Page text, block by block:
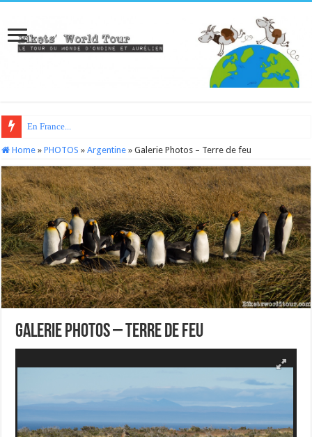
En France...
Home » PHOTOS » Argentine » Galerie Photos – Terre de feu
Galerie Photos – Terre de feu